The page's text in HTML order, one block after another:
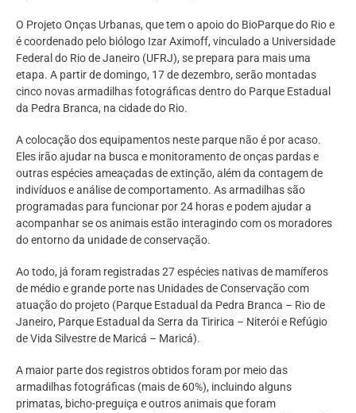
O Projeto Onças Urbanas, que tem o apoio do BioParque do Rio e
é coordenado pelo biólogo Izar Aximoff, vinculado a Universidade
Federal do Rio de Janeiro (UFRJ), se prepara para mais uma
etapa. A partir de domingo, 17 de dezembro, serão montadas
cinco novas armadilhas fotográficas dentro do Parque Estadual
da Pedra Branca, na cidade do Rio.
A colocação dos equipamentos neste parque não é por acaso.
Eles irão ajudar na busca e monitoramento de onças pardas e
outras espécies ameaçadas de extinção, além da contagem de
indivíduos e análise de comportamento. As armadilhas são
programadas para funcionar por 24 horas e podem ajudar a
acompanhar se os animais estão interagindo com os moradores
do entorno da unidade de conservação.
Ao todo, já foram registradas 27 espécies nativas de mamíferos
de médio e grande porte nas Unidades de Conservação com
atuação do projeto (Parque Estadual da Pedra Branca – Rio de
Janeiro, Parque Estadual da Serra da Tiririca – Niterói e Refúgio
de Vida Silvestre de Maricá – Maricá).
A maior parte dos registros obtidos foram por meio das
armadilhas fotográficas (mais de 60%), incluindo alguns
primatas, bicho-preguiça e outros animais que foram